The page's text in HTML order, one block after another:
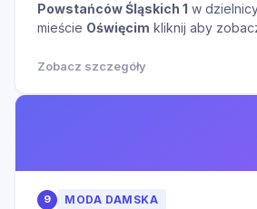
Powstańców Śląskich 1 w
mieście Oświęcim kliknij aby
Zobacz szczegóły
9 MODA DAMSKA